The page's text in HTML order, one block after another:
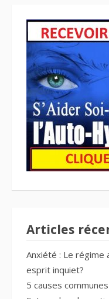
Articles
Anxiété : Le régime
esprit inquiet?
5 causes